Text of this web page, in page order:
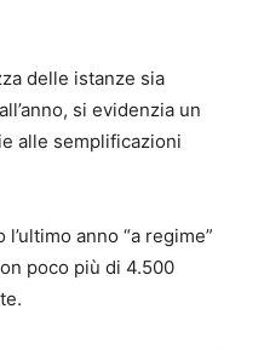
ex art. 492-bis c.p.c.:
deposito, verbali e
delle istanze sia
si evidenzia un
alle semplificazioni
anno “a regime”
poco più di 4.500